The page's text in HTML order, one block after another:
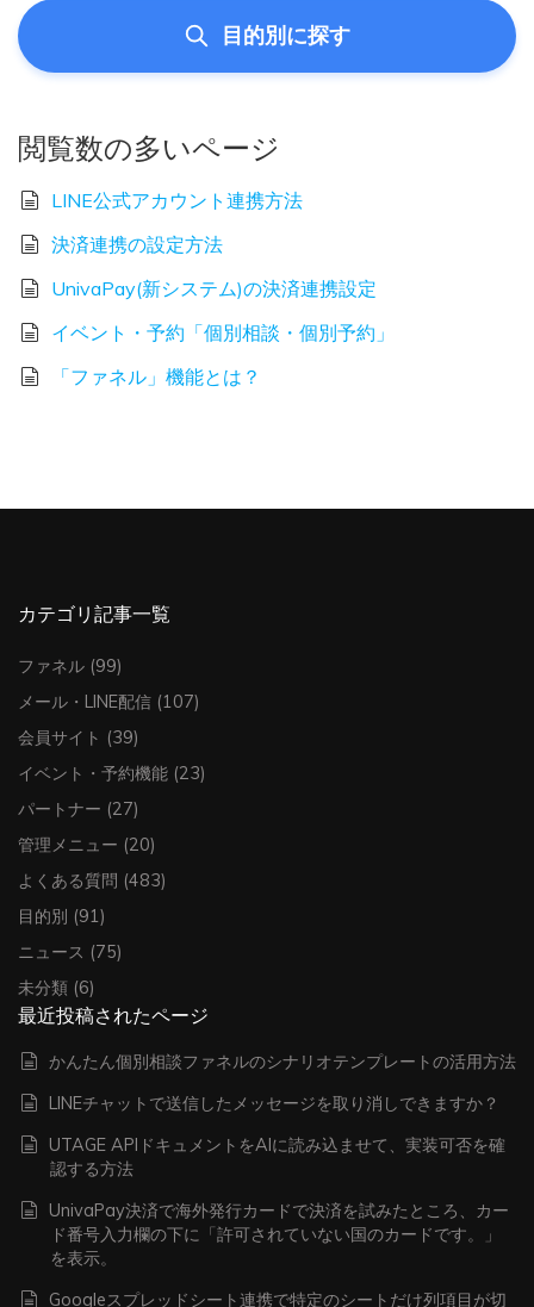
目的別に探す
閲覧数の多いページ
LINE公式アカウント連携方法
決済連携の設定方法
UnivaPay(新システム)の決済連携設定
イベント・予約「個別相談・個別予約」
「ファネル」機能とは？
カテゴリ記事一覧
ファネル (99)
メール・LINE配信 (107)
会員サイト (39)
イベント・予約機能 (23)
パートナー (27)
管理メニュー (20)
よくある質問 (483)
目的別 (91)
ニュース (75)
未分類 (6)
最近投稿されたページ
かんたん個別相談ファネルのシナリオテンプレートの活用方法
LINEチャットで送信したメッセージを取り消しできますか？
UTAGE APIドキュメントをAIに読み込ませて、実装可否を確
認する方法
UnivaPay決済で海外発行カードで決済を試みたところ、カー
ド番号入力欄の下に「許可されていない国のカードです。」
を表示。
Googleスプレッドシート連携で特定のシートだけ列項目が切